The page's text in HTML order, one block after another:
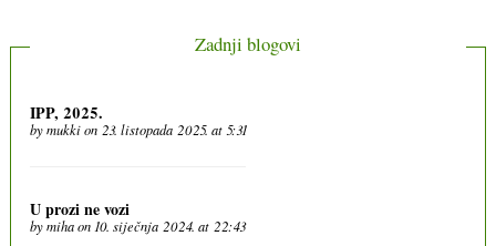
Zadnji blogovi
IPP, 2025.
bymukkion 23. listopada 2025. at 5:31
U prozi ne vozi
bymihaon 10. siječnja 2024. at 22:43